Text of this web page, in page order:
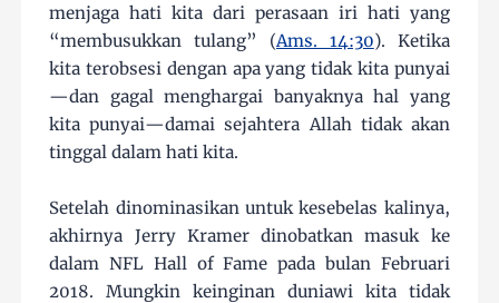
menjaga hati kita dari perasaan iri hati yang
“membusukkan tulang” (Ams. 14:30). Ketika
kita terobsesi dengan apa yang tidak kita punyai
—dan gagal menghargai banyaknya hal yang
kita punyai—damai sejahtera Allah tidak akan
tinggal dalam hati kita.
Setelah dinominasikan untuk kesebelas kalinya,
akhirnya Jerry Kramer dinobatkan masuk ke
dalam NFL Hall of Fame pada bulan Februari
2018. Mungkin keinginan duniawi kita tidak